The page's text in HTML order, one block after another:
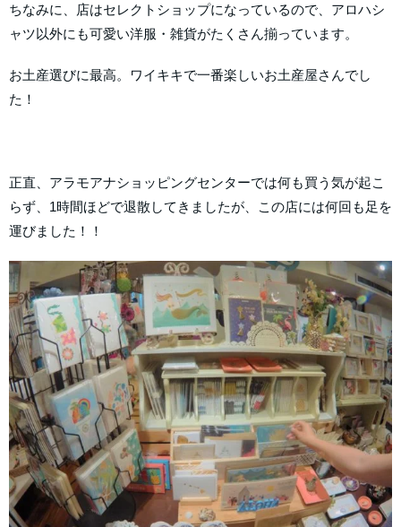
ちなみに、店はセレクトショップになっているので、アロハシ
ャツ以外にも可愛い洋服・雑貨がたくさん揃っています。
お土産選びに最高。ワイキキで一番楽しいお土産屋さんでし
た！
正直、アラモアナショッピングセンターでは何も買う気が起こ
らず、1時間ほどで退散してきましたが、この店には何回も足を
運びました！！